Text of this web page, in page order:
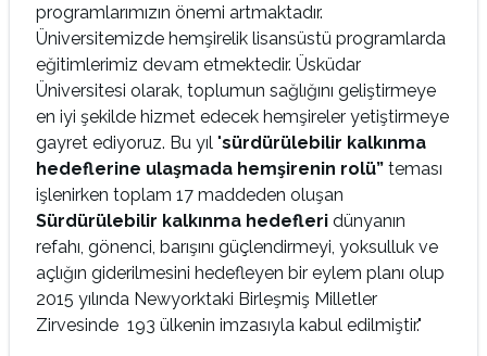
programlarımızın önemi artmaktadır.
Üniversitemizde hemşirelik lisansüstü programlarda
eğitimlerimiz devam etmektedir. Üsküdar
Üniversitesi olarak, toplumun sağlığını geliştirmeye
en iyi şekilde hizmet edecek hemşireler yetiştirmeye
gayret ediyoruz. Bu yıl "sürdürülebilir kalkınma
hedeflerine ulaşmada hemşirenin rolü” teması
işlenirken toplam 17 maddeden oluşan
Sürdürülebilir kalkınma hedefleri dünyanın
refahı, gönenci, barışını güçlendirmeyi, yoksulluk ve
açlığın giderilmesini hedefleyen bir eylem planı olup
2015 yılında Newyorktaki Birleşmiş Milletler
Zirvesinde 193 ülkenin imzasıyla kabul edilmiştir."